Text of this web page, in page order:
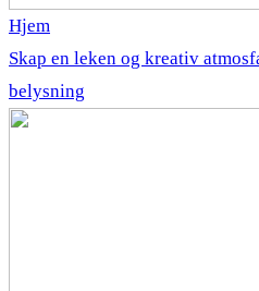
Hjem
Skap en leken og kreativ
belysning